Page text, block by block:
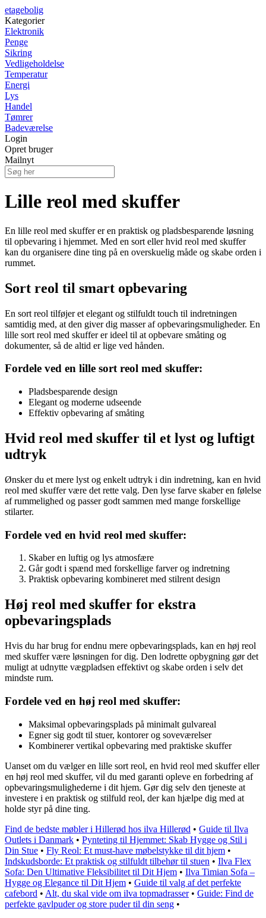
etagebolig
Kategorier
Elektronik
Penge
Sikring
Vedligeholdelse
Temperatur
Energi
Lys
Handel
Tømrer
Badeværelse
Login
Opret bruger
Mailnyt
Lille reol med skuffer
En lille reol med skuffer er en praktisk og pladsbesparende løsning
til opbevaring i hjemmet. Med en sort eller hvid reol med skuffer
kan du organisere dine ting på en overskuelig måde og skabe orden i
rummet.
Sort reol til smart opbevaring
En sort reol tilføjer et elegant og stilfuldt touch til indretningen
samtidig med, at den giver dig masser af opbevaringsmuligheder. En
lille sort reol med skuffer er ideel til at opbevare småting og
dokumenter, så de altid er lige ved hånden.
Fordele ved en lille sort reol med skuffer:
Pladsbesparende design
Elegant og moderne udseende
Effektiv opbevaring af småting
Hvid reol med skuffer til et lyst og luftigt
udtryk
Ønsker du et mere lyst og enkelt udtryk i din indretning, kan en hvid
reol med skuffer være det rette valg. Den lyse farve skaber en følelse
af rummelighed og passer godt sammen med mange forskellige
stilarter.
Fordele ved en hvid reol med skuffer:
Skaber en luftig og lys atmosfære
Går godt i spænd med forskellige farver og indretning
Praktisk opbevaring kombineret med stilrent design
Høj reol med skuffer for ekstra
opbevaringsplads
Hvis du har brug for endnu mere opbevaringsplads, kan en høj reol
med skuffer være løsningen for dig. Den lodrette opbygning gør det
muligt at udnytte vægpladsen effektivt og skabe orden i selv det
mindste rum.
Fordele ved en høj reol med skuffer:
Maksimal opbevaringsplads på minimalt gulvareal
Egner sig godt til stuer, kontorer og soveværelser
Kombinerer vertikal opbevaring med praktiske skuffer
Uanset om du vælger en lille sort reol, en hvid reol med skuffer eller
en høj reol med skuffer, vil du med garanti opleve en forbedring af
opbevaringsmulighederne i dit hjem. Gør dig selv den tjeneste at
investere i en praktisk og stilfuld reol, der kan hjælpe dig med at
holde styr på dine ting.
Find de bedste møbler i Hillerød hos ilva Hillerød • Guide til Ilva
Outlets i Danmark • Pynteting til Hjemmet: Skab Hygge og Stil i
Din Stue • Fly Reol: Et must-have møbelstykke til dit hjem •
Indskudsborde: Et praktisk og stilfuldt tilbehør til stuen • Ilva Flex
Sofa: Den Ultimative Fleksibilitet til Dit Hjem • Ilva Timian Sofa –
Hygge og Elegance til Dit Hjem • Guide til valg af det perfekte
cafebord • Alt, du skal vide om ilva topmadrasser• Guide: Find de
perfekte gavlpuder og store puder til din seng •